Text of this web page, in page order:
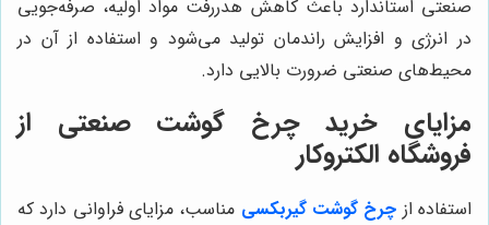
صنعتی استاندارد باعث کاهش هدررفت مواد اولیه، صرفه‌جویی
در انرژی و افزایش راندمان تولید می‌شود و استفاده از آن در
محیط‌های صنعتی ضرورت بالایی دارد.
مزایای خرید چرخ گوشت صنعتی از
فروشگاه الکتروکار
استفاده از چرخ گوشت گیربکسی مناسب، مزایای فراوانی دارد که